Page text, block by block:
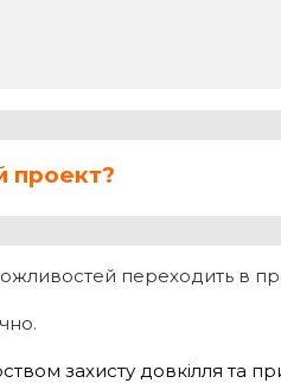
проект?
переходить в
захисту довкілля та